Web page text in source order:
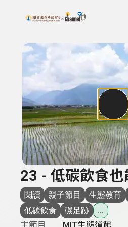
上方功能區塊
搜尋關鍵字：可輸入節目名稱
23 - 低碳飲食
閱讀 親子節目 生態教育
低碳飲食
碳足跡 ...